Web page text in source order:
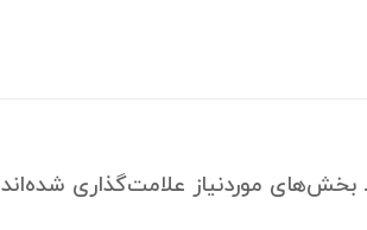
بخش‌های موردنیاز علامت‌گذاری شده‌اند